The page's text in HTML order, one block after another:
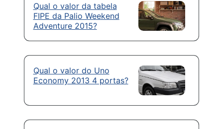
Qual o valor da tabela
FIPE da Palio Weekend
Adventure 2015?
Qual o valor do Uno
Economy 2013 4 portas?